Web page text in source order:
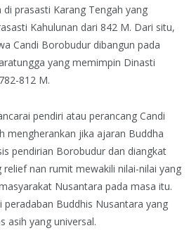
prasasti Karang Tengah yang
Kahulunan dari 842 M. Dari situ,
Candi Borobudur dibangun pada
yang memimpin Dinasti
812 M.
pendiri atau perancang Candi
mengherankan jika ajaran Buddha
pendirian Borobudur dan diangkat
nan rumit mewakili nilai-nilai yang
Nusantara pada masa itu.
Buddhis Nusantara yang
asih yang universal.